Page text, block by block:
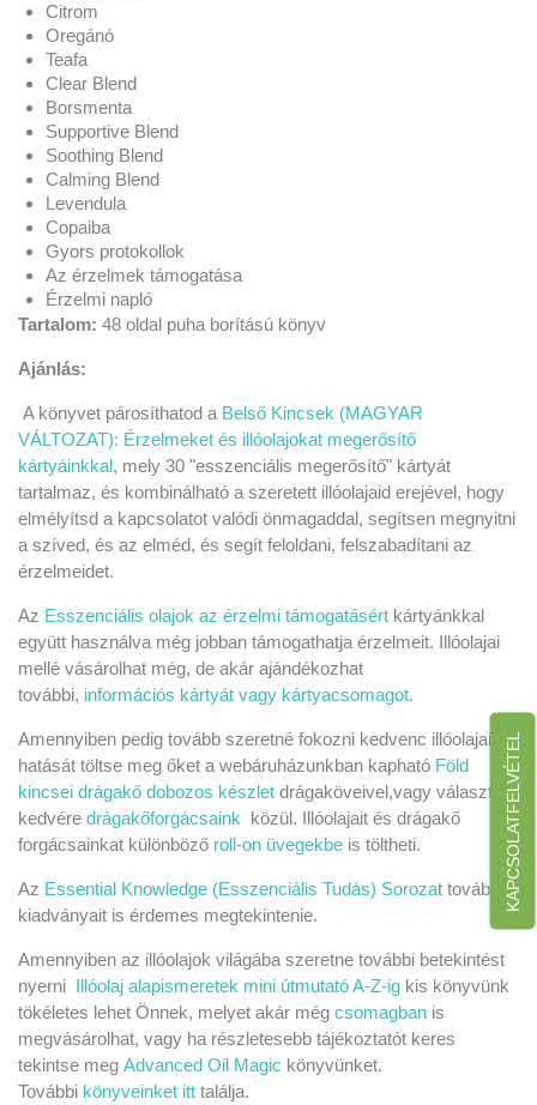
Citrom
Oregánó
Teafa
Clear Blend
Borsmenta
Supportive Blend
Soothing Blend
Calming Blend
Levendula
Copaiba
Gyors protokollok
Az érzelmek támogatása
Érzelmi napló
Tartalom: 48 oldal puha borítású könyv
Ajánlás:
A könyvet párosíthatod a Belső Kincsek (MAGYAR
VÁLTOZAT): Érzelmeket és illóolajokat megerősítő
kártyáinkkal, mely 30 "esszenciális megerősítő" kártyát
tartalmaz, és kombinálható a szeretett illóolajaid erejével, hogy
elmélyítsd a kapcsolatot valódi önmagaddal, segítsen megnyitni
a szíved, és az elméd, és segít feloldani, felszabadítani az
érzelmeidet.
Az Esszenciális olajok az érzelmi támogatásért kártyánkkal
együtt használva még jobban támogathatja érzelmeit. Illóolajai
mellé vásárolhat még, de akár ajándékozhat
további, információs kártyát vagy kártyacsomagot.
Amennyiben pedig tovább szeretné fokozni kedvenc illóolajai
hatását töltse meg őket a webáruházunkban kapható Föld
kincsei drágakő dobozos készlet drágaköveivel,vagy választhat
kedvére drágakőforgácsaink közül. Illóolajait és drágakő
forgácsainkat különböző roll-on üvegekbe is töltheti.
Az Essential Knowledge (Esszenciális Tudás) Sorozat további
kiadványait is érdemes megtekintenie.
Amennyiben az illóolajok világába szeretne további betekintést
nyerni Illóolaj alapismeretek mini útmutató A-Z-ig kis könyvünk
tökéletes lehet Önnek, melyet akár még csomagban is
megvásárolhat, vagy ha részletesebb tájékoztatót keres
tekintse meg Advanced Oil Magic könyvünket.
További könyveinket itt találja.
KAPCSOLATFELVÉTEL